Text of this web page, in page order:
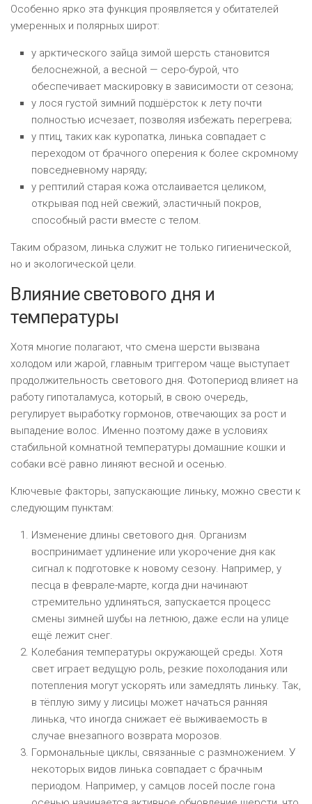
Особенно ярко эта функция проявляется у обитателей
умеренных и полярных широт:
у арктического зайца зимой шерсть становится
белоснежной, а весной — серо-бурой, что
обеспечивает маскировку в зависимости от сезона;
у лося густой зимний подшёрсток к лету почти
полностью исчезает, позволяя избежать перегрева;
у птиц, таких как куропатка, линька совпадает с
переходом от брачного оперения к более скромному
повседневному наряду;
у рептилий старая кожа отслаивается целиком,
открывая под ней свежий, эластичный покров,
способный расти вместе с телом.
Таким образом, линька служит не только гигиенической,
но и экологической цели.
Влияние светового дня и
температуры
Хотя многие полагают, что смена шерсти вызвана
холодом или жарой, главным триггером чаще выступает
продолжительность светового дня. Фотопериод влияет на
работу гипоталамуса, который, в свою очередь,
регулирует выработку гормонов, отвечающих за рост и
выпадение волос. Именно поэтому даже в условиях
стабильной комнатной температуры домашние кошки и
собаки всё равно линяют весной и осенью.
Ключевые факторы, запускающие линьку, можно свести к
следующим пунктам:
Изменение длины светового дня. Организм
воспринимает удлинение или укорочение дня как
сигнал к подготовке к новому сезону. Например, у
песца в феврале-марте, когда дни начинают
стремительно удлиняться, запускается процесс
смены зимней шубы на летнюю, даже если на улице
ещё лежит снег.
Колебания температуры окружающей среды. Хотя
свет играет ведущую роль, резкие похолодания или
потепления могут ускорять или замедлять линьку. Так,
в тёплую зиму у лисицы может начаться ранняя
линька, что иногда снижает её выживаемость в
случае внезапного возврата морозов.
Гормональные циклы, связанные с размножением. У
некоторых видов линька совпадает с брачным
периодом. Например, у самцов лосей после гона